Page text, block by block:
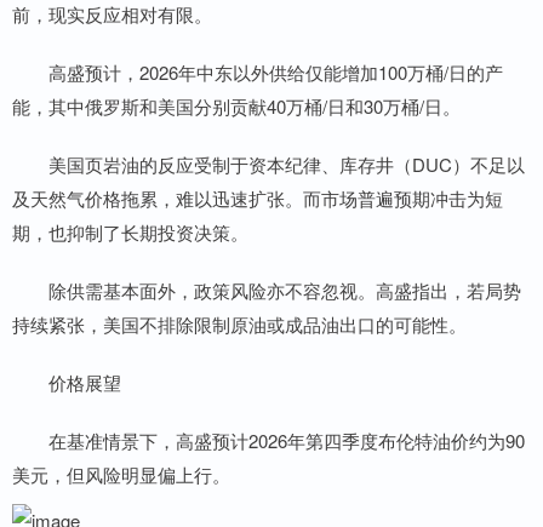
前，现实反应相对有限。
高盛预计，2026年中东以外供给仅能增加100万桶/日的产
能，其中俄罗斯和美国分别贡献40万桶/日和30万桶/日。
美国页岩油的反应受制于资本纪律、库存井（DUC）不足以
及天然气价格拖累，难以迅速扩张。而市场普遍预期冲击为短
期，也抑制了长期投资决策。
除供需基本面外，政策风险亦不容忽视。高盛指出，若局势
持续紧张，美国不排除限制原油或成品油出口的可能性。
价格展望
在基准情景下，高盛预计2026年第四季度布伦特油价约为90
美元，但风险明显偏上行。